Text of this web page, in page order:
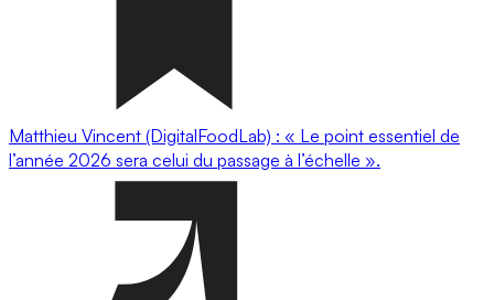
Matthieu Vincent (DigitalFoodLab) : « Le point essentiel de
l’année 2026 sera celui du passage à l’échelle ».